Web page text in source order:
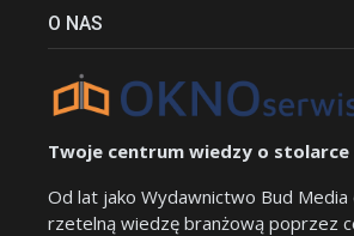
O NAS
Twoje centrum wiedzy o
Od lat jako Wydawnictwo Bud
rzetelną wiedzę branżową poprzez